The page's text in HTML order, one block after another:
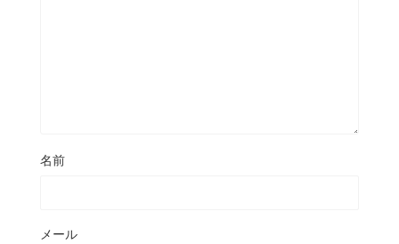
名前
メール